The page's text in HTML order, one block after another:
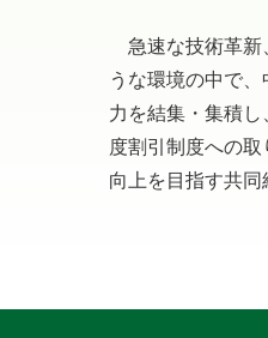
急速な技術革新
うな環境の中で
力を結集・集積
度割引制度への
向上を目指す共同